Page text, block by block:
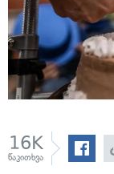
16K
წაკითხვა